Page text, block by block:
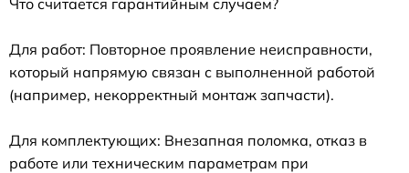
Для работ: Повторное проявление неисправности,
который напрямую связан с выполненной работой
(например, некорректный монтаж запчасти).
Для комплектующих: Внезапная поломка, отказ в
работе или техническим параметрам при